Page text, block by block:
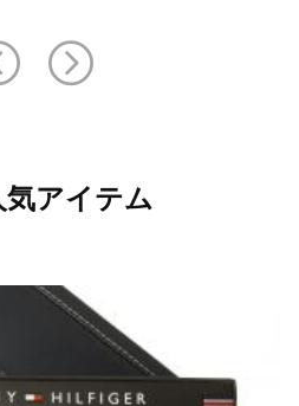
気アイテム